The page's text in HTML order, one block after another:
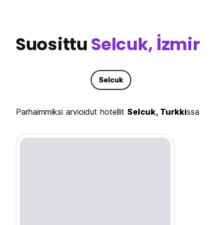
Suosittu Selcuk, İzmir
Selcuk
Parhaimmiksi arvioidut hotellit Selcuk, Turkkissa